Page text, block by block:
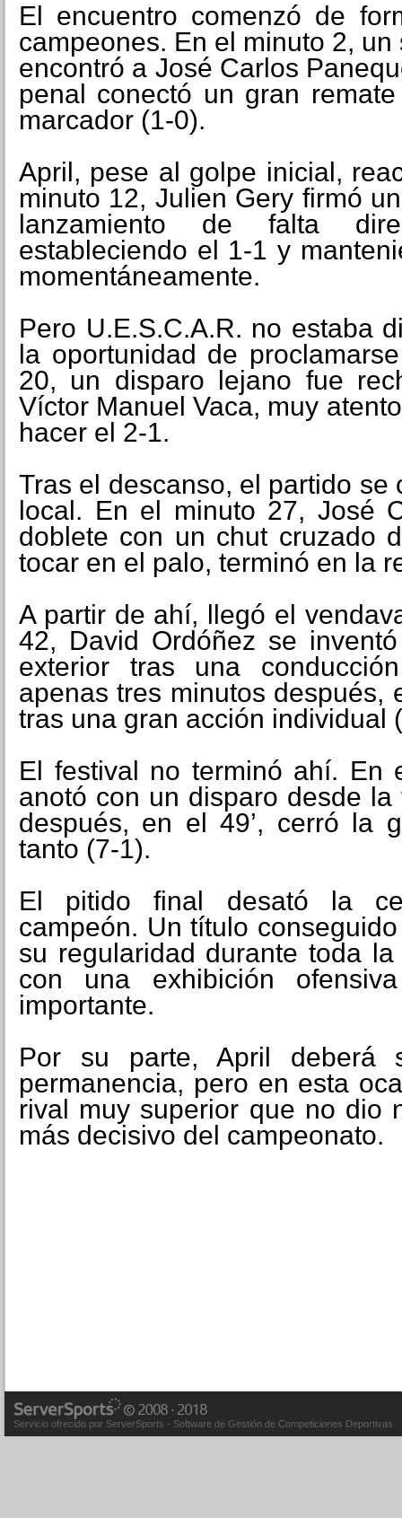
El encuentro comenzó de
campeones. En el minuto 2,
encontró a José Carlos
penal conectó un gran
marcador (1-0).
April, pese al golpe inicial,
minuto 12, Julien Gery firmó
lanzamiento de falta
estableciendo el 1-1 y
momentáneamente.
Pero U.E.S.C.A.R. no estaba
la oportunidad de
20, un disparo lejano fue
Víctor Manuel Vaca, muy
hacer el 2-1.
Tras el descanso, el partido
local. En el minuto 27, José
doblete con un chut cruzado
tocar en el palo, terminó en la
A partir de ahí, llegó el
42, David Ordóñez se
exterior tras una
apenas tres minutos después,
tras una gran acción individual
El festival no terminó ahí. En
anotó con un disparo desde
después, en el 49’, cerró la
tanto (7-1).
El pitido final desató la
campeón. Un título
su regularidad durante toda
con una exhibición
importante.
Por su parte, April deberá
permanencia, pero en esta
rival muy superior que no dio
más decisivo del campeonato.
Servicio ofrecido por ServerSports - Software de Gestión de Competiciones Deportivas